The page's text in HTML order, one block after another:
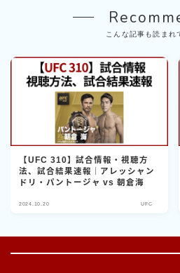
こんな記事も読まれ
【UFC 310】試合情報・視聴方
法、試合結果速報｜アレッシャン
ドリ・パントージャ vs 朝倉海
2024.10.20 UFC